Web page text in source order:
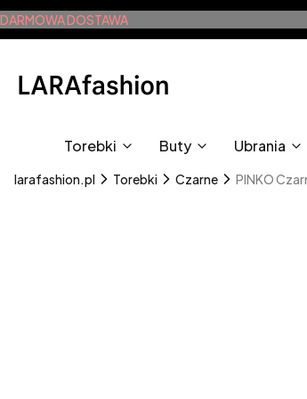
DARMOWA DOSTAWA
Torebki Buty Ubrania
larafashion.pl Torebki Czarne PINKO